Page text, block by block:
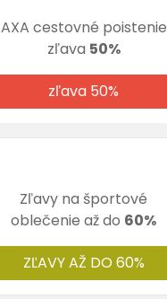
AXA cestovné poistenie
zľava 50%
zľava 50%
Zľavy na športové
oblečenie až do 60%
ZĽAVY AŽ DO 60%